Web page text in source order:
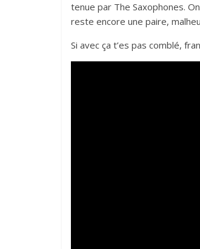
tenue par The Saxophones.
reste encore une paire,
Si avec ça t’es pas comblé,